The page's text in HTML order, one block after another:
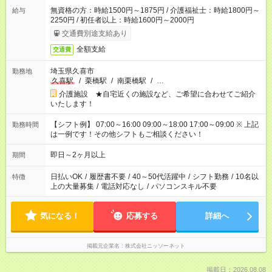
給与
無資格の方：時給1500円～1875円 / 介護福祉士：時給1800円～
2250円 / 初任者以上：時給1600円～2000円
交通費別途支給あり
交通費 全額支給
勤務地
埼玉県久喜市
久喜駅
/ 栗橋駅 / 南栗橋駅 / …
介護施設 ★自宅近くの施設など、ご希望に合わせてご紹介
いたします！
勤務時間
【シフト例】 07:00～16:00 09:00～18:00 17:00～09:00 ※ 上記
は一例です！その他シフトもご相談ください！
期間 即日～2ヶ月以上
特徴 日払いOK / 履歴書不要 / 40～50代活躍中 / シフト勤務 / 10名以
上の大量募集 / 電話対応なし / パソコンスキル不要
気になる！ 応募する 詳細へ
掲載元企業名 株式会社ニッソーネット
掲載日：2026.08.08